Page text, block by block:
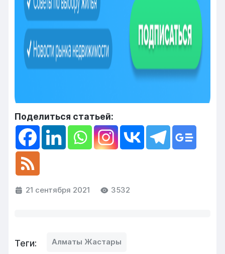
Поделиться статьей:
21 сентября 2021 3532
Теги: Алматы Жастары